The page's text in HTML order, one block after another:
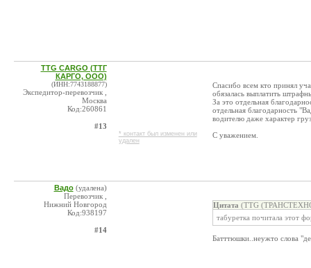
TTG CARGO (ТТГ
КАРГО, ООО)
(ИНН:7743188877)
Экспедитор-перевозчик ,
Москва
Код:260861
#13
* контакт был изменен или
удален
Спасибо всем кто принял
обязалась выплатить
За это отдельная
отдельная благодарность
водителю даже характер
С уважением.
Вадо (удалена)
Перевозчик ,
Нижний Новгород
Код:938197
#14
Цитата (TTG
табуретка почитала этот
Батттюшки..неужто слова